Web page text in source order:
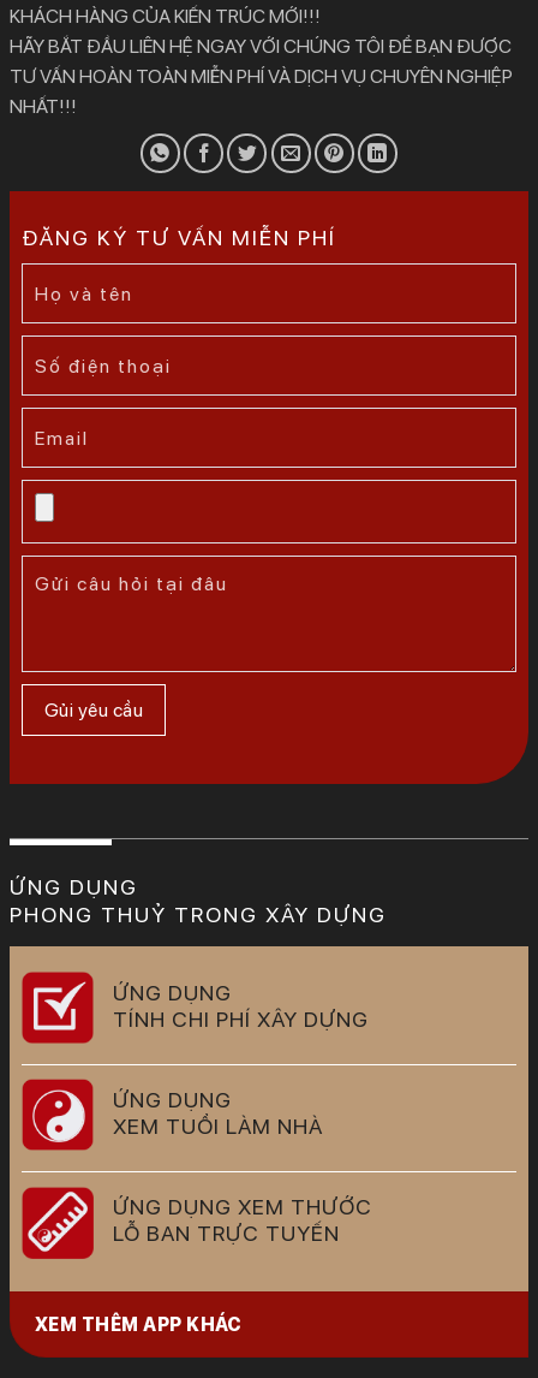
KHÁCH HÀNG CỦA KIẾN TRÚC MỚI!!!
HÃY BẮT ĐẦU LIÊN HỆ NGAY VỚI CHÚNG TÔI ĐỂ BẠN ĐƯỢC
TƯ VẤN HOÀN TOÀN MIỄN PHÍ VÀ DỊCH VỤ CHUYÊN NGHIỆP
NHẤT!!!
ĐĂNG KÝ TƯ VẤN MIỄN PHÍ
ỨNG DỤNG
PHONG THUỶ TRONG XÂY DỰNG
ỨNG DỤNG
TÍNH CHI PHÍ XÂY DỰNG
ỨNG DỤNG
XEM TUỔI LÀM NHÀ
ỨNG DỤNG XEM THƯỚC
LỖ BAN TRỰC TUYẾN
XEM THÊM APP KHÁC